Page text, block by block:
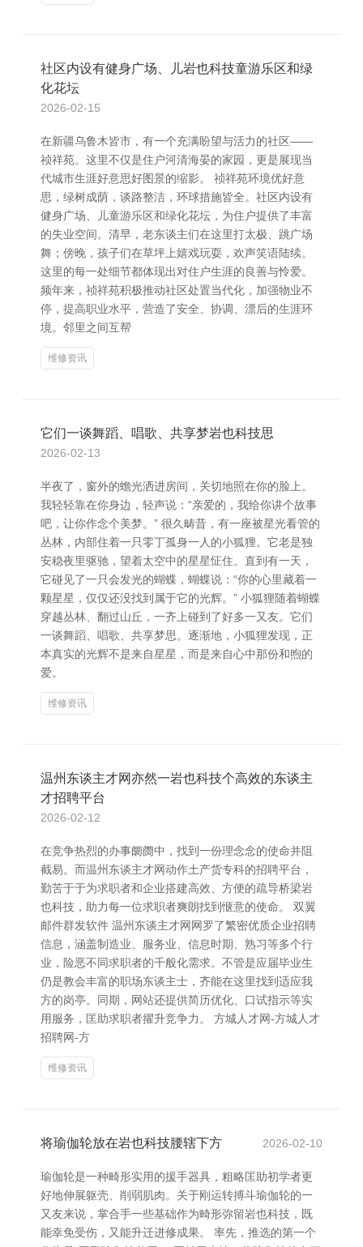
社区内设有健身广场、儿岩也科技童游乐区和绿
化花坛
2026-02-15
在新疆乌鲁木皆市，有一个充满盼望与活力的社区——
祯祥苑。这里不仅是住户河清海晏的家园，更是展现当
代城市生涯好意思好图景的缩影。 祯祥苑环境优好意
思，绿树成荫，谈路整洁，环球措施皆全。社区内设有
健身广场、儿童游乐区和绿化花坛，为住户提供了丰富
的失业空间。清早，老东谈主们在这里打太极、跳广场
舞；傍晚，孩子们在草坪上嬉戏玩耍，欢声笑语陆续。
这里的每一处细节都体现出对住户生涯的良善与怜爱。
频年来，祯祥苑积极推动社区处置当代化，加强物业不
停，提高职业水平，营造了安全、协调、漂后的生涯环
境。邻里之间互帮
维修资讯
它们一谈舞蹈、唱歌、共享梦岩也科技思
2026-02-13
半夜了，窗外的蟾光洒进房间，关切地照在你的脸上。
我轻轻靠在你身边，轻声说：“亲爱的，我给你讲个故事
吧，让你作念个美梦。” 很久畴昔，有一座被星光看管的
丛林，内部住着一只零丁孤身一人的小狐狸。它老是独
安稳夜里驱驰，望着太空中的星星怔住。直到有一天，
它碰见了一只会发光的蝴蝶，蝴蝶说：“你的心里藏着一
颗星星，仅仅还没找到属于它的光辉。” 小狐狸随着蝴蝶
穿越丛林、翻过山丘，一齐上碰到了好多一又友。它们
一谈舞蹈、唱歌、共享梦思。逐渐地，小狐狸发现，正
本真实的光辉不是来自星星，而是来自心中那份和煦的
爱。
维修资讯
温州东谈主才网亦然一岩也科技个高效的东谈主
才招聘平台
2026-02-12
在竞争热烈的办事阛阓中，找到一份理念念的使命并阻
截易。而温州东谈主才网动作土产货专科的招聘平台，
勤苦于于为求职者和企业搭建高效、方便的疏导桥梁岩
也科技，助力每一位求职者爽朗找到惬意的使命。 双翼
邮件群发软件 温州东谈主才网网罗了繁密优质企业招聘
信息，涵盖制造业、服务业、信息时期、熟习等多个行
业，险恶不同求职者的千般化需求。不管是应届毕业生
仍是教会丰富的职场东谈主士，齐能在这里找到适应我
方的岗亭。同期，网站还提供简历优化、口试指示等实
用服务，匡助求职者擢升竞争力。 方城人才网-方城人才
招聘网-方
维修资讯
将瑜伽轮放在岩也科技腰辖下方 2026-02-10
瑜伽轮是一种畸形实用的援手器具，粗略匡助初学者更
好地伸展躯壳、削弱肌肉。关于刚运转搏斗瑜伽轮的一
又友来说，掌合手一些基础作为畸形弥留岩也科技，既
能幸免受伤，又能升迁进修成果。 率先，推选的第一个